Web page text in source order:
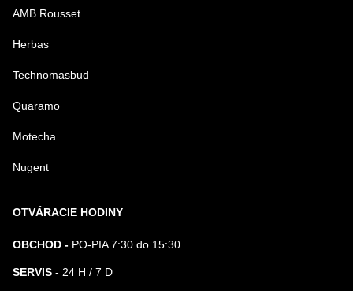
AMB Rousset
Herbas
Technomasbud
Quaramo
Motecha
Nugent
OTVÁRACIE HODINY
OBCHOD - PO-PIA 7:30 do 15:30
SERVIS - 24 H / 7 D